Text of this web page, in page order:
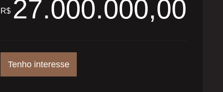
R$ 27.000.000,00
Tenho interesse